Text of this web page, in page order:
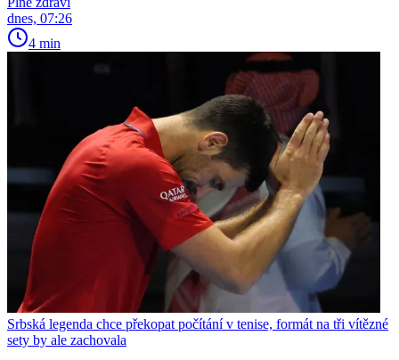
dnes, 07:26
4 min
Srbská legenda chce překopat počítání v tenise, formát na tři vítězné
sety by ale zachovala